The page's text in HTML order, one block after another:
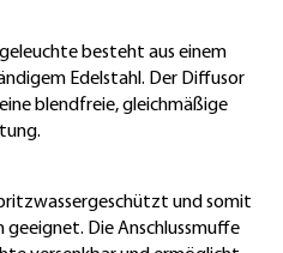
besteht aus einem
Edelstahl. Der Diffusor
blendfreie, gleichmäßige
und somit
geeignet. Die Anschlussmuffe